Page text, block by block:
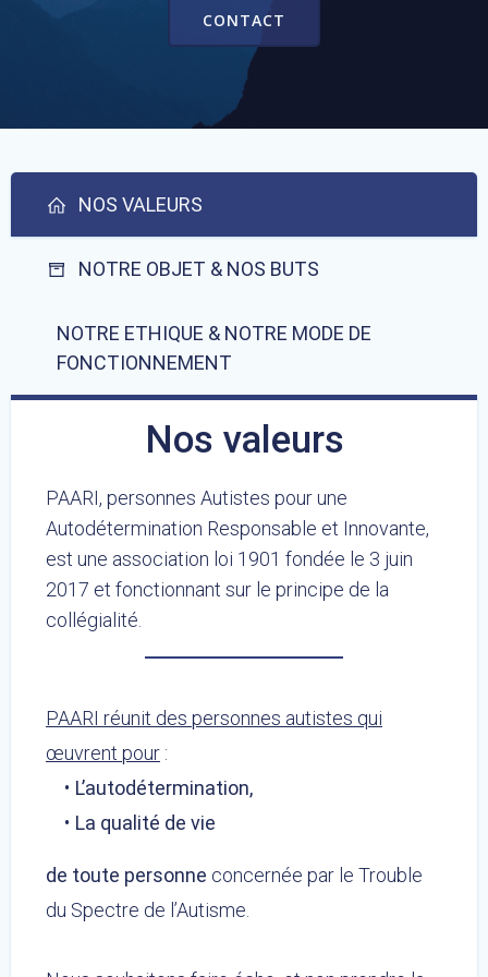
CONTACT
NOS VALEURS
NOTRE OBJET & NOS BUTS
NOTRE ETHIQUE & NOTRE MODE DE
FONCTIONNEMENT
Nos valeurs
PAARI, personnes Autistes pour une
Autodétermination Responsable et Innovante,
est une association loi 1901 fondée le 3 juin
2017 et fonctionnant sur le principe de la
collégialité.
PAARI réunit des personnes autistes qui
œuvrent pour :
L’autodétermination,
La qualité de vie
de toute personne concernée par le Trouble
du Spectre de l’Autisme.